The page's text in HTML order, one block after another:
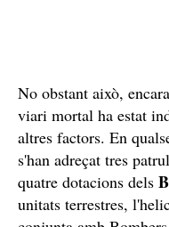
No obstant això,
viari mortal ha estat
altres factors. En
s'han adreçat tres
quatre dotacions dels
unitats terrestres,